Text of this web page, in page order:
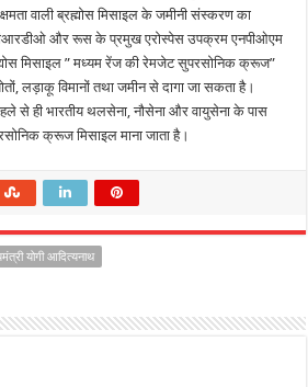
वाली ब्रह्मोस मिसाइल के जमीनी संस्करण का
और रूस के प्रमुख एरोस्पेस उपक्रम एनपीओएम
मिसाइल ” मध्यम रेंज की रेमजेट सुपरसोनिक क्रूज”
लड़ाकू विमानों तथा जमीन से दागा जा सकता है।
से ही भारतीय थलसेना, नौसेना और वायुसेना के पास
क्रूज मिसाइल माना जाता है।
योगी आदित्यनाथ